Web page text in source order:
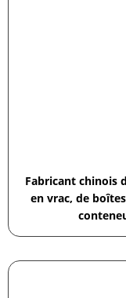
Fabricant chinois
en vrac, de